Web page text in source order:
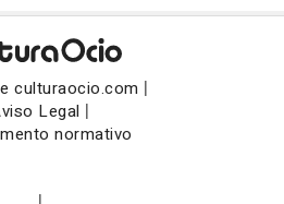
culturaocio.com |
Legal |
normativo